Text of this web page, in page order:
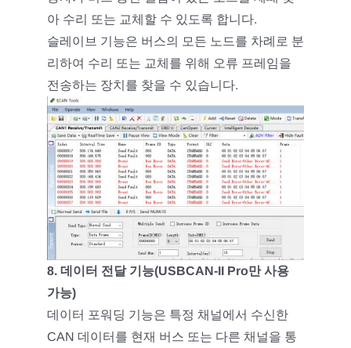
아 수리 또는 교체할 수 있도록 합니다.
슬레이브 기능은 버스의 모든 노드를 차례로 분
리하여 수리 또는 교체를 위해 오류 프레임을
전송하는 장치를 찾을 수 있습니다.
8. 데이터 전달 기능(USBCAN-II Pro만 사용
가능)
데이터 포워딩 기능은 특정 채널에서 수신한
CAN 데이터를 현재 버스 또는 다른 채널을 통